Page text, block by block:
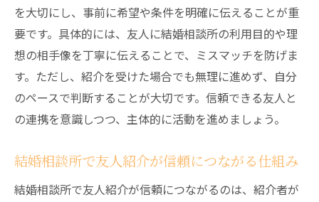
を大切にし、事前に希望や条件を明確に伝えることが重
要です。具体的には、友人に結婚相談所の利用目的や理
想の相手像を丁寧に伝えることで、ミスマッチを防げま
す。ただし、紹介を受けた場合でも無理に進めず、自分
のペースで判断することが大切です。信頼できる友人と
の連携を意識しつつ、主体的に活動を進めましょう。
結婚相談所で友人紹介が信頼につながる仕組み
結婚相談所で友人紹介が信頼につながるのは、紹介者が